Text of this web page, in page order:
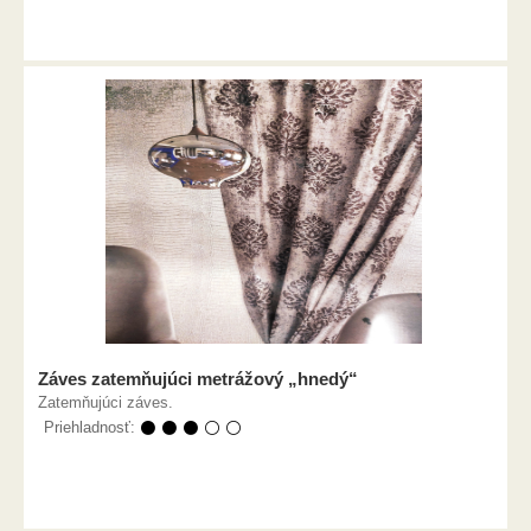
Záves zatemňujúci metrážový „hnedý“
Zatemňujúci záves.
Priehladnosť: ⚫ ⚫ ⚫ ⚪ ⚪